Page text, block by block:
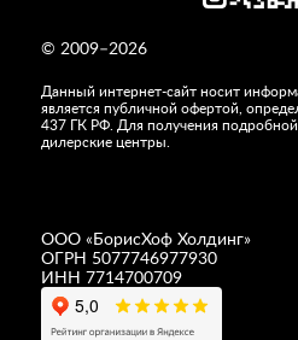
© 2009–2026
Данный интернет-сайт носит
является публичной офертой,
437 ГК РФ. Для получения
дилерские центры.
ООО «БорисХоф Холдинг»
ОГРН 5077746977930
ИНН 7714700709